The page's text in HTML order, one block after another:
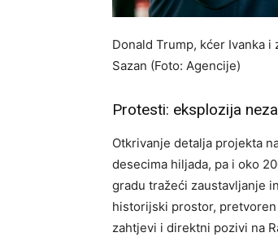
Donald Trump, kćer Ivanka
Sazan (Foto: Agencije)
Protesti: eksplozija
Otkrivanje detalja projekta
desecima hiljada, pa i oko
gradu tražeći zaustavljanje
historijski prostor,
zahtjevi i direktni pozivi na